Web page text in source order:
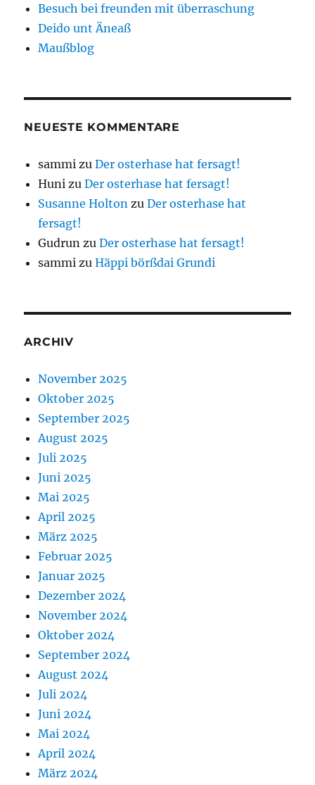
Besuch bei freunden mit überraschung
Deido unt Äneaß
Maußblog
NEUESTE KOMMENTARE
sammi zuDer osterhase hat fersagt!
Huni zuDer osterhase hat fersagt!
Susanne Holton zuDer osterhase hat
fersagt!
Gudrun zuDer osterhase hat fersagt!
sammi zuHäppi börßdai Grundi
ARCHIV
November 2025
Oktober 2025
September 2025
August 2025
Juli 2025
Juni 2025
Mai 2025
April 2025
März 2025
Februar 2025
Januar 2025
Dezember 2024
November 2024
Oktober 2024
September 2024
August 2024
Juli 2024
Juni 2024
Mai 2024
April 2024
März 2024